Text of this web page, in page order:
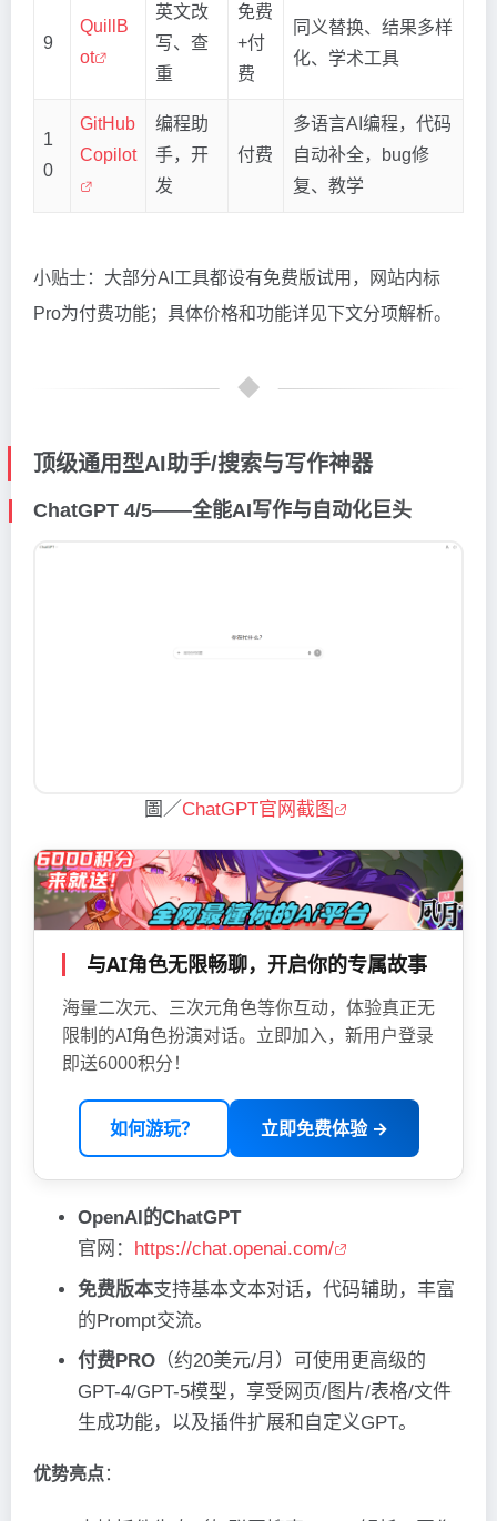
9
QuillB
ot
英文改
写、查
重
免费
+付
费
同义替换、结果多样
化、学术工具
1
0
GitHub
Copilot
编程助
手，开
发
付费
多语言AI编程，代码
自动补全，bug修
复、教学
小贴士：大部分AI工具都设有免费版试用，网站内标
Pro为付费功能；具体价格和功能详见下文分项解析。
顶级通用型AI助手/搜索与写作神器
ChatGPT 4/5——全能AI写作与自动化巨头
圖／ChatGPT官网截图
与AI角色无限畅聊，开启你的专属故事
海量二次元、三次元角色等你互动，体验真正无
限制的AI角色扮演对话。立即加入，新用户登录
即送6000积分！
如何游玩？ 立即免费体验 →
OpenAI的ChatGPT
官网：
https://chat.openai.com/
免费版本支持基本文本对话，代码辅助，丰富
的Prompt交流。
付费PRO （约20美元/月）可使用更高级的
GPT-4/GPT-5模型，享受网页/图片/表格/文件
生成功能，以及插件扩展和自定义GPT。
优势亮点：